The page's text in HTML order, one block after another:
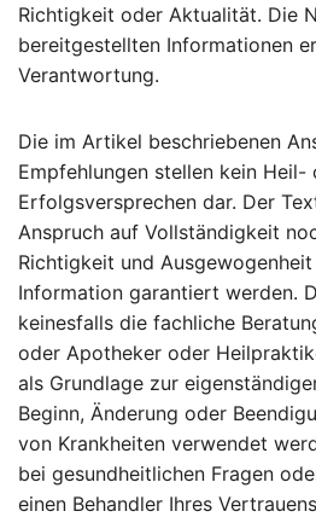
Richtigkeit oder Aktualität. Die
bereitgestellten Informationen
Verantwortung.
Die im Artikel beschriebenen
Empfehlungen stellen kein Heil-
Erfolgsversprechen dar. Der
Anspruch auf Vollständigkeit
Richtigkeit und
Information garantiert werden.
keinesfalls die fachliche
oder Apotheker oder
als Grundlage zur
Beginn, Änderung oder
von Krankheiten verwendet
bei gesundheitlichen Fragen
einen Behandler Ihres